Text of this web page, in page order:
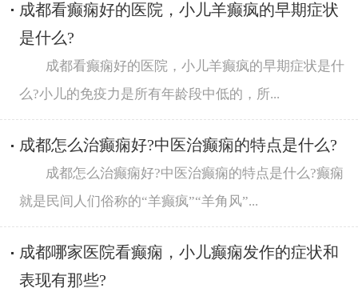
成都看癫痫好的医院，小儿羊癫疯的早期症状
是什么?
成都看癫痫好的医院，小儿羊癫疯的早期症状是什
么?小儿的免疫力是所有年龄段中低的，所...
成都怎么治癫痫好?中医治癫痫的特点是什么?
成都怎么治癫痫好?中医治癫痫的特点是什么?癫痫
就是民间人们俗称的“羊癫疯”“羊角风”...
成都哪家医院看癫痫，小儿癫痫发作的症状和
表现有那些?